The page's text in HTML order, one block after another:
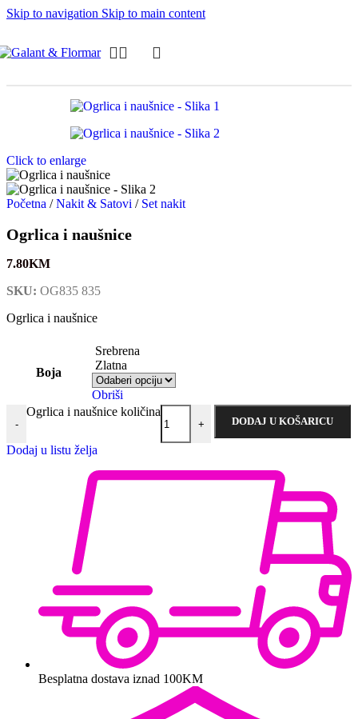
Skip to navigation Skip to main content
Click to enlarge
Početna / Nakit & Satovi / Set nakit
Ogrlica i naušnice
7.80KM
SKU: OG835 835
Ogrlica i naušnice
Boja
Srebrena
Zlatna
Obriši
-
Ogrlica i naušnice količina
+ DODAJ U KOŠARICU
Dodaj u listu želja
Besplatna dostava iznad 100KM